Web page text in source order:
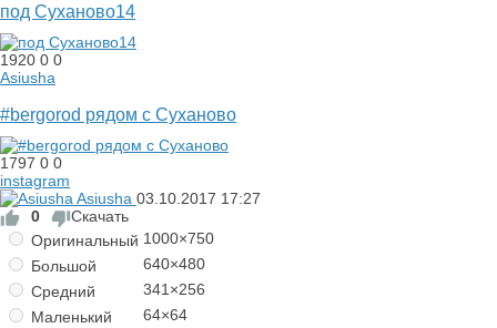
под Суханово14
1920 0 0
Asiusha
#bergorod рядом с Суханово
1797 0 0
instagram
Asiusha 03.10.2017 17:27
0
Скачать
Оригинальный 1000×750
Большой
640×480
Средний
341×256
Маленький
64×64